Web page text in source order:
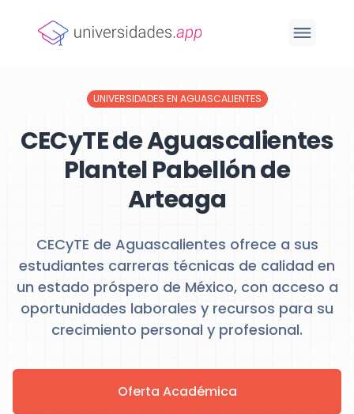
UNIVERSIDADES EN AGUASCALIENTES
CECyTE de Aguascalientes
Plantel Pabellón de
Arteaga
CECyTE de Aguascalientes ofrece a sus
estudiantes carreras técnicas de calidad en
un estado próspero de México, con acceso a
oportunidades laborales y recursos para su
crecimiento personal y profesional.
Oferta Académica